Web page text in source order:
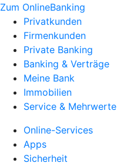
Zum OnlineBanking
Privatkunden
Firmenkunden
Private Banking
Banking & Verträge
Meine Bank
Immobilien
Service & Mehrwerte
Online-Services
Apps
Sicherheit